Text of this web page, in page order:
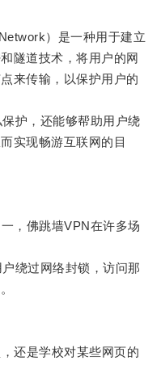
）是一种用于建立
隧道技术，将用户的网
来传输，以保护用户的
护，还能够帮助用户绕
实现畅游互联网的目
，佛跳墙VPN在许多场
绕过网络封锁，访问那
还是学校对某些网页的